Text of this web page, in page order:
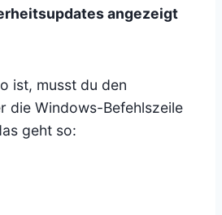
angezeigt
ist, musst du den
die Windows-Befehlszeile
geht so: